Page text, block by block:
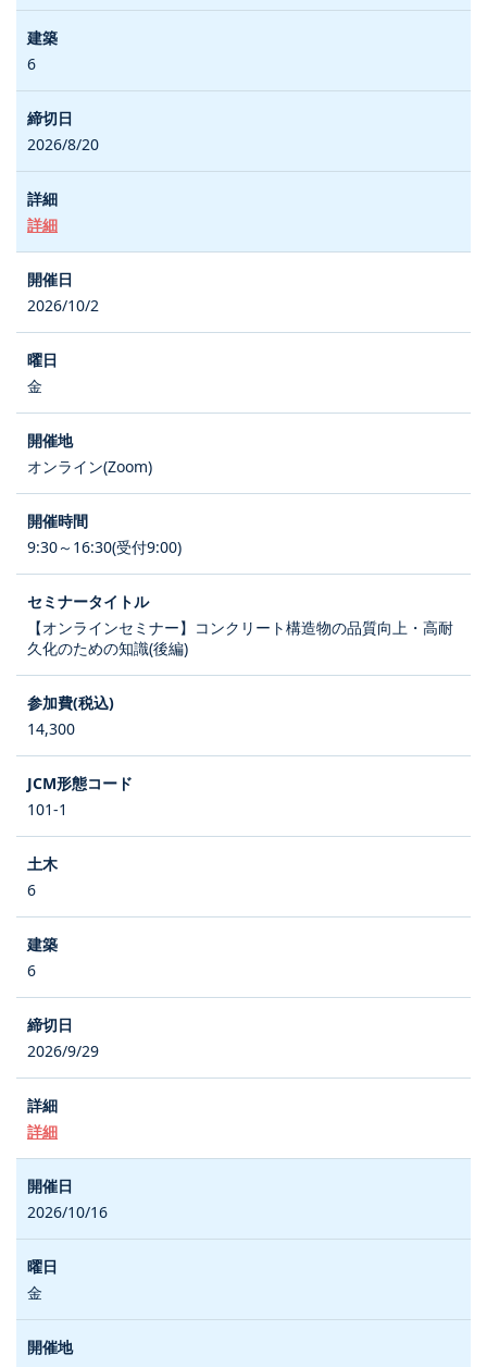
6
2026/8/20
詳細
2026/10/2
金
オンライン(Zoom)
9:30～16:30(受付9:00)
【オンラインセミナー】コンクリート構造物の品質向上・高耐
久化のための知識(後編)
14,300
101-1
6
6
2026/9/29
詳細
2026/10/16
金